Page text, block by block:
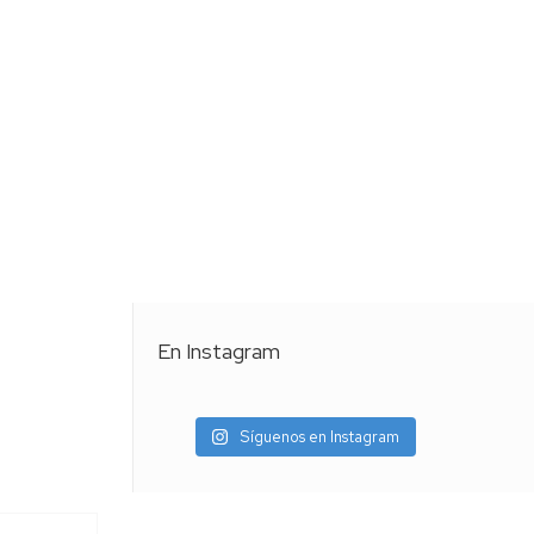
En Instagram
Síguenos en Instagram